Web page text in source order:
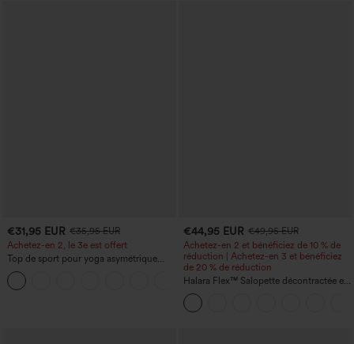
€31,95 EUR €35,95 EUR
Achetez-en 2, le 3e est offert
Top de sport pour yoga asymétrique
(une épaule) à manches longues avec
ouverture pour le pouce, ourlet arrondi
haut-bas, séchage rapide, soutien-gorge
+4
€44,95 EUR €49,95 EUR
Achetez-en 2 et bénéficiez de 10 % de
réduction | Achetez-en 3 et bénéficiez
de 20 % de réduction
Halara Flex™ Salopette décontractée en
denim lavé à encolure en V avec poche